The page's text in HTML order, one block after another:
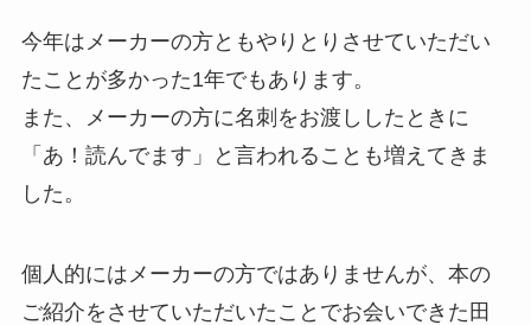
今年はメーカーの方ともやりとりさせていただい
たことが多かった1年でもあります。
また、メーカーの方に名刺をお渡ししたときに
「あ！読んでます」と言われることも増えてきま
した。
個人的にはメーカーの方ではありませんが、本の
ご紹介をさせていただいたことでお会いできた田